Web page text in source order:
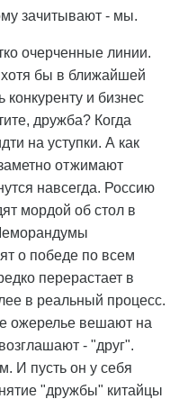
зачитывают - мы.
очерченные линии.
хотя бы в ближайшей
и бизнес
дружба? Когда
на уступки. А как
отжимают
навсегда. Россию
мордой об стол в
о победе по всем
перерастает в
в реальный процесс.
ожерелье вешают на
- "друг".
И пусть он у себя
"дружбы" китайцы